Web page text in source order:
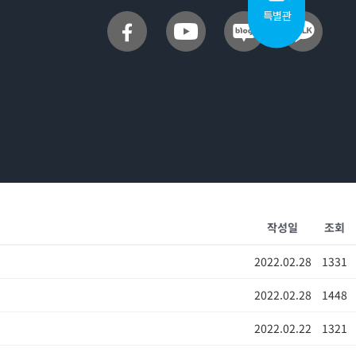
특별관
작성일 조회
2022.02.28 1331
2022.02.28 1448
2022.02.22 1321